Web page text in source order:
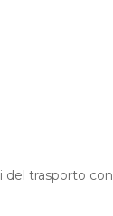
trasporto con